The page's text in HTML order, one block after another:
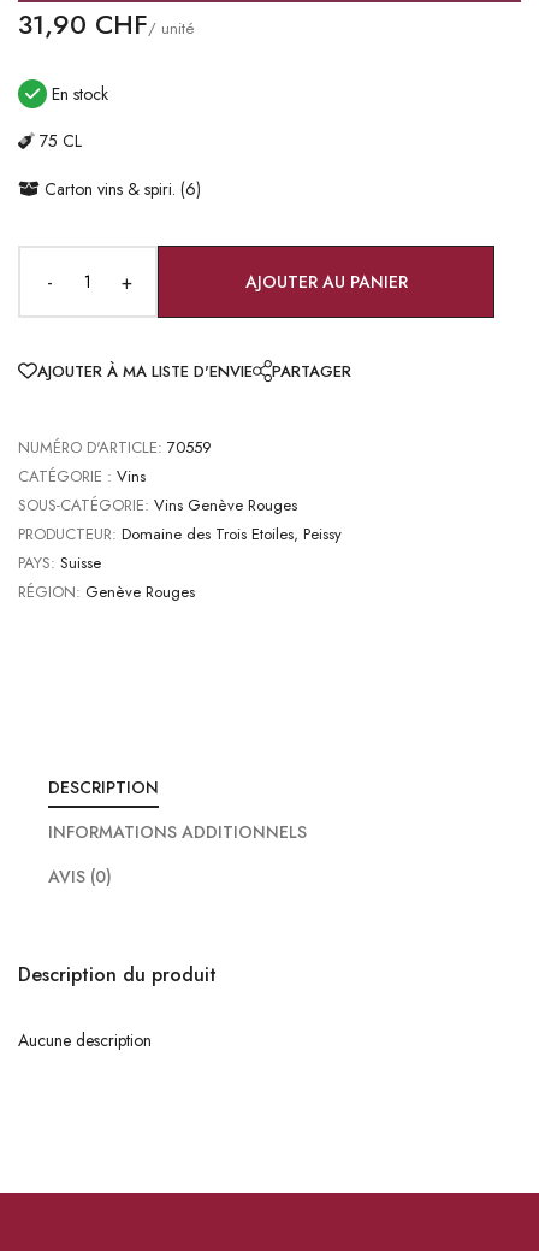
31,90 CHF/ unité
En stock
75 CL
Carton vins & spiri. (6)
- + AJOUTER AU PANIER
AJOUTER À MA LISTE D'ENVIE PARTAGER
NUMÉRO D'ARTICLE: 70559
CATÉGORIE : Vins
SOUS-CATÉGORIE: Vins Genève Rouges
PRODUCTEUR: Domaine des Trois Etoiles, Peissy
PAYS: Suisse
RÉGION: Genève Rouges
DESCRIPTION
INFORMATIONS ADDITIONNELS
AVIS (0)
Description du produit
Aucune description